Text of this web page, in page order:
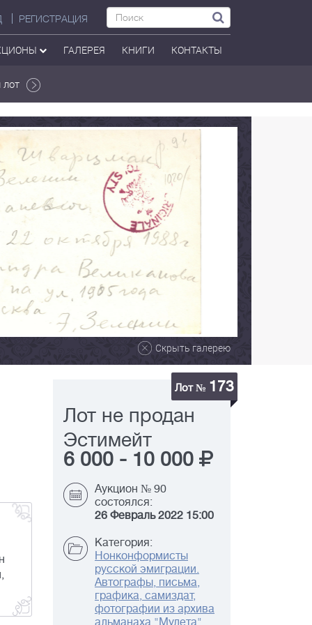
РЕГИСТРАЦИЯ
ГАЛЕРЕЯ КНИГИ КОНТАКТЫ
Скрыть галерею
Лот № 173
Лот не продан
Эстимейт
6 000 - 10 000
Аукцион № 90
состоялся:
26 Февраль 2022 15:00
Категория:
Нонконформисты
русской эмиграции.
Автографы, письма,
графика, самиздат,
фотографии из архива
альманаха "Мулета"